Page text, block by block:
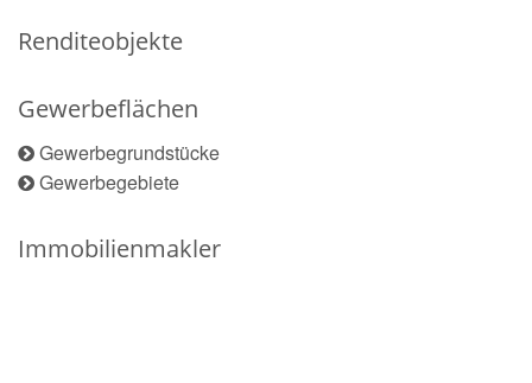
Renditeobjekte
Gewerbeflächen
Gewerbegrundstücke
Gewerbegebiete
Immobilienmakler